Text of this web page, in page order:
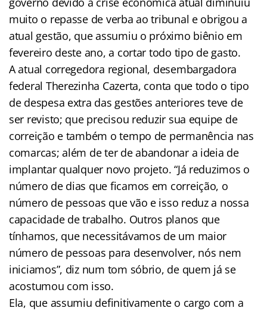
muito o repasse de verba ao tribunal e obrigou a
atual gestão, que assumiu o próximo biênio em
fevereiro deste ano, a cortar todo tipo de gasto.
A atual corregedora regional, desembargadora
federal Therezinha Cazerta, conta que todo o tipo
de despesa extra das gestões anteriores teve de
ser revisto; que precisou reduzir sua equipe de
correição e também o tempo de permanência nas
comarcas; além de ter de abandonar a ideia de
implantar qualquer novo projeto. “Já reduzimos o
número de dias que ficamos em correição, o
número de pessoas que vão e isso reduz a nossa
capacidade de trabalho. Outros planos que
tínhamos, que necessitávamos de um maior
número de pessoas para desenvolver, nós nem
iniciamos”, diz num tom sóbrio, de quem já se
acostumou com isso.
Ela, que assumiu definitivamente o cargo com a